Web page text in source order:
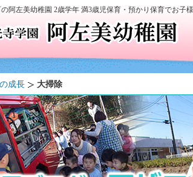
阿左美幼稚園 2歳学年 満3歳児保育・預かり保育でお子
成長 大掃除